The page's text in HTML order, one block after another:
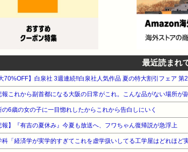
最近読まれ
大70%OFF】白泉社 3週連続!!白泉社人気作品 夏の特大割引フェア
報これから副首都になる大阪の日常がこれ。こんな品がない場所が
の6歳の女の子に一目惚れしたからこれから告白しにいく
報】『有吉の夏休み』今夏も放送へ、フワちゃん復帰説が急浮上
科「経済学が実学的すぎてこれを虚学扱いしてる工学屋はどれほど